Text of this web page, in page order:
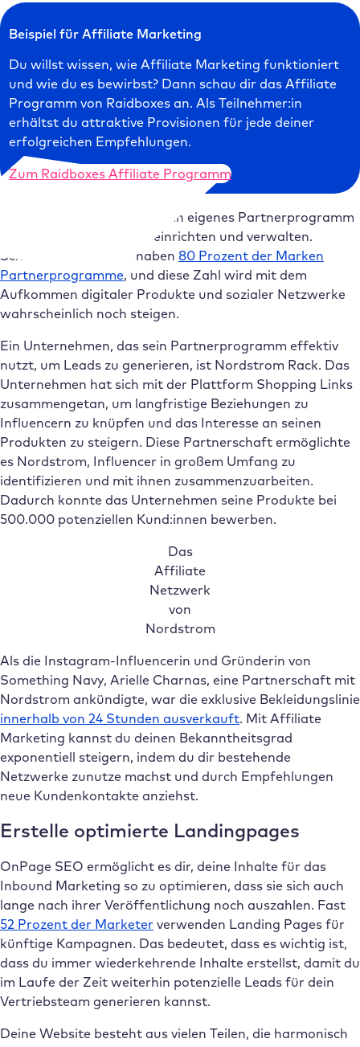
Beispiel für Affiliate Marketing
Du willst wissen, wie Affiliate Marketing funktioniert
und wie du es bewirbst? Dann schau dir das Affiliate
Programm von Raidboxes an. Als Teilnehmer:in
erhältst du attraktive Provisionen für jede deiner
erfolgreichen Empfehlungen.
Zum Raidboxes Affiliate Programm
Alternativ kannst du auch ein eigenes Partnerprogramm
in deinem Unternehmen einrichten und verwalten.
Schätzungen zufolge haben 80 Prozent der Marken
Partnerprogramme, und diese Zahl wird mit dem
Aufkommen digitaler Produkte und sozialer Netzwerke
wahrscheinlich noch steigen.
Ein Unternehmen, das sein Partnerprogramm effektiv
nutzt, um Leads zu generieren, ist Nordstrom Rack. Das
Unternehmen hat sich mit der Plattform Shopping Links
zusammengetan, um langfristige Beziehungen zu
Influencern zu knüpfen und das Interesse an seinen
Produkten zu steigern. Diese Partnerschaft ermöglichte
es Nordstrom, Influencer in großem Umfang zu
identifizieren und mit ihnen zusammenzuarbeiten.
Dadurch konnte das Unternehmen seine Produkte bei
500.000 potenziellen Kund:innen bewerben.
Das
Affiliate
Netzwerk
von
Nordstrom
Als die Instagram-Influencerin und Gründerin von
Something Navy, Arielle Charnas, eine Partnerschaft mit
Nordstrom ankündigte, war die exklusive Bekleidungslinie
innerhalb von 24 Stunden ausverkauft. Mit Affiliate
Marketing kannst du deinen Bekanntheitsgrad
exponentiell steigern, indem du dir bestehende
Netzwerke zunutze machst und durch Empfehlungen
neue Kundenkontakte anziehst.
Erstelle optimierte Landingpages
OnPage SEO ermöglicht es dir, deine Inhalte für das
Inbound Marketing so zu optimieren, dass sie sich auch
lange nach ihrer Veröffentlichung noch auszahlen. Fast
52 Prozent der Marketer verwenden Landing Pages für
künftige Kampagnen. Das bedeutet, dass es wichtig ist,
dass du immer wiederkehrende Inhalte erstellst, damit du
im Laufe der Zeit weiterhin potenzielle Leads für dein
Vertriebsteam generieren kannst.
Deine Website besteht aus vielen Teilen, die harmonisch